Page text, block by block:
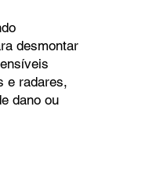
desmontar
e radares,
dano ou